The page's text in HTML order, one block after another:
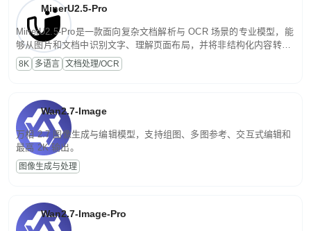
MinerU2.5-Pro
MinerU2.5-Pro是一款面向复杂文档解析与 OCR 场景的专业模型，能
够从图片和文档中识别文字、理解页面布局，并将非结构化内容转换
为便于存储、检索和二次处理的结构化结果。
8K 多语言 文档处理/OCR
Wan2.7-Image
万相 2.7 图像生成与编辑模型，支持组图、多图参考、交互式编辑和
最高 2K 输出。
图像生成与处理
Wan2.7-Image-Pro